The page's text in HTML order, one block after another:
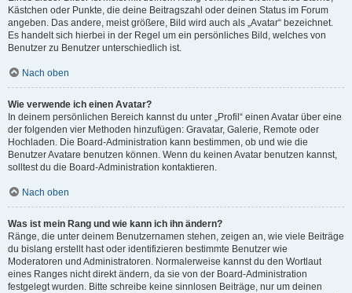
Kästchen oder Punkte, die deine Beitragszahl oder deinen Status im Forum
angeben. Das andere, meist größere, Bild wird auch als „Avatar“ bezeichnet.
Es handelt sich hierbei in der Regel um ein persönliches Bild, welches von
Benutzer zu Benutzer unterschiedlich ist.
Nach oben
Wie verwende ich einen Avatar?
In deinem persönlichen Bereich kannst du unter „Profil“ einen Avatar über eine
der folgenden vier Methoden hinzufügen: Gravatar, Galerie, Remote oder
Hochladen. Die Board-Administration kann bestimmen, ob und wie die
Benutzer Avatare benutzen können. Wenn du keinen Avatar benutzen kannst,
solltest du die Board-Administration kontaktieren.
Nach oben
Was ist mein Rang und wie kann ich ihn ändern?
Ränge, die unter deinem Benutzernamen stehen, zeigen an, wie viele Beiträge
du bislang erstellt hast oder identifizieren bestimmte Benutzer wie
Moderatoren und Administratoren. Normalerweise kannst du den Wortlaut
eines Ranges nicht direkt ändern, da sie von der Board-Administration
festgelegt wurden. Bitte schreibe keine sinnlosen Beiträge, nur um deinen